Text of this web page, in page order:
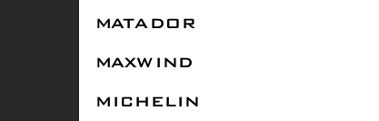
MATADOR
MAXWIND
MICHELIN